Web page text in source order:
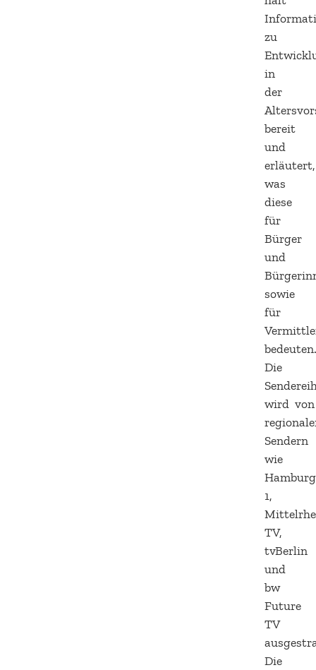
zu
in
der
bereit
und
erläutert,
was
diese
für
Bürger
und
sowie
für
Die
wird von
Sendern
wie
Hamburg
1,
TV,
tvBerlin
und
bw
Future
TV
Die